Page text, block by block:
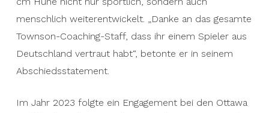
menschlich weiterentwickelt. „Danke an das gesamte
Townson-Coaching-Staff, dass ihr einem Spieler aus
Deutschland vertraut habt“, betonte er in seinem
Abschiedsstatement.
Im Jahr 2023 folgte ein Engagement bei den Ottawa